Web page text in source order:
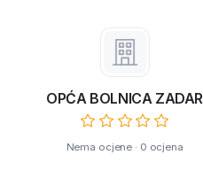
OPĆA BOLNICA ZADAR
Nema ocjene · 0 ocjena